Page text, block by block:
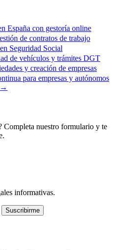
España con gestoría online
de contratos de trabajo
Seguridad Social
de vehículos y trámites DGT
y creación de empresas
para empresas y autónomos
→
Completa nuestro formulario y te
informativas.
Suscribirme